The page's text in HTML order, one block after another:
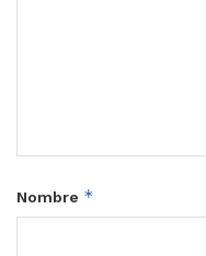
Nombre *